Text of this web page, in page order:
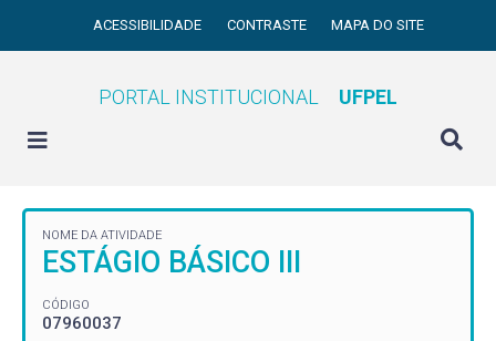
ACESSIBILIDADE CONTRASTE MAPA DO SITE
PORTAL INSTITUCIONAL UFPEL
NOME DA ATIVIDADE
ESTÁGIO BÁSICO III
CÓDIGO
07960037